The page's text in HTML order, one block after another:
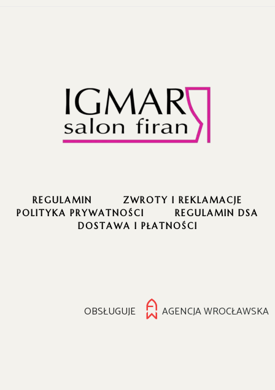
REGULAMIN
ZWROTY I REKLAMACJE
POLITYKA PRYWATNOŚCI
REGULAMIN DSA
DOSTAWA I PŁATNOŚCI
OBSŁUGUJE AGENCJA WROCŁAWSKA